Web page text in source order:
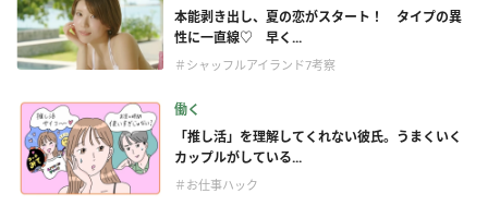
本能剥き出し、夏の恋がスタート！ タイプの異
性に一直線♡ 早く...
＃シャッフルアイランド7考察
働く
「推し活」を理解してくれない彼氏。うまくいく
カップルがしている...
＃お仕事ハック